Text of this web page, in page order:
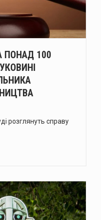
У Чернівцях п'яний водій Mercedes спричинив ДТП: у крові виявили 2,57 проміле алкоголю
У Чернівцях через аварію на Південно-Кільцевій майже на добу відключать воду у низці будинків
ПОНАД 100
розглянуть справу